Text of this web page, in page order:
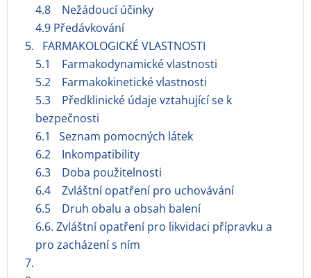
4.8 Nežádoucí účinky
4.9 Předávkování
5. FARMAKOLOGICKÉ VLASTNOSTI
5.1 Farmakodynamické vlastnosti
5.2 Farmakokinetické vlastnosti
5.3 Předklinické údaje vztahující se k
bezpečnosti
6.1 Seznam pomocných látek
6.2 Inkompatibility
6.3 Doba použitelnosti
6.4 Zvláštní opatření pro uchovávání
6.5 Druh obalu a obsah balení
6.6. Zvláštní opatření pro likvidaci přípravku a
pro zacházení s ním
7.